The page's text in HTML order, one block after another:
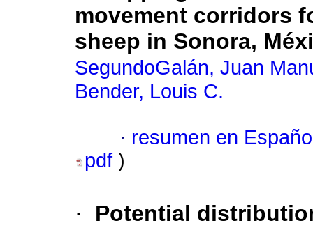
movement corridors
sheep in Sonora,
SegundoGalán, Juan
Bender, Louis C.
· resumen en
pdf )
·
Potential